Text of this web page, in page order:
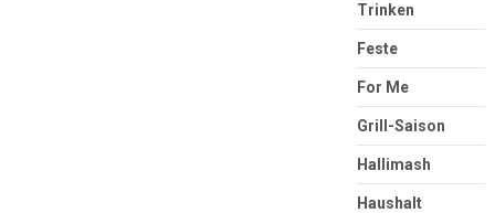
Trinken
Feste
For Me
Grill-Saison
Hallimash
Haushalt